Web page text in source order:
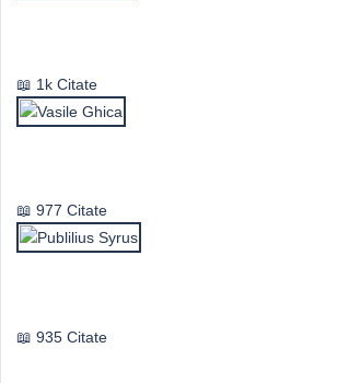
1k Citate
977 Citate
935 Citate